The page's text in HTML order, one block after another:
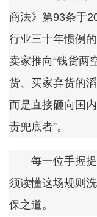
商法》第93条于
行业三十年惯例
卖家推向“钱货两
货、买家弃货的
而是直接砸向国
责兜底者”。
每一位手握提
须读懂这场规则
保之道。